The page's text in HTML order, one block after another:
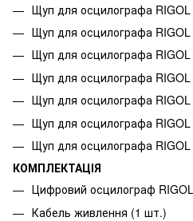
Щуп для осцилографа RIGOL
Щуп для осцилографа RIGOL
Щуп для осцилографа RIGOL
Щуп для осцилографа RIGOL
Щуп для осцилографа RIGOL
Щуп для осцилографа RIGOL
Щуп для осцилографа RIGOL
КОМПЛЕКТАЦІЯ
Цифровий осцилограф
Кабель живлення (1 шт.)